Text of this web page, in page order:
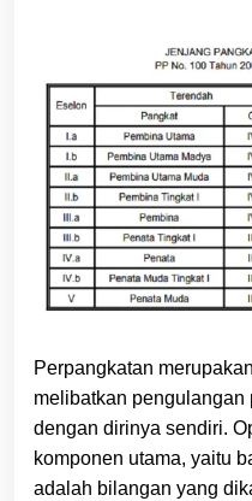
Perpangkatan
melibatkan
dengan dirinya sendiri.
komponen utama, yaitu
adalah bilangan yang